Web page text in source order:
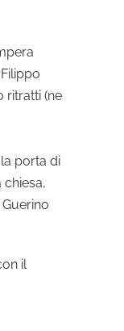
ritratti (ne
porta di
il